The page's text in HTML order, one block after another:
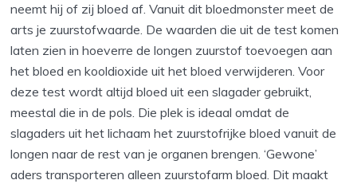
neemt hij of zij bloed af. Vanuit dit bloedmonster meet de
arts je zuurstofwaarde. De waarden die uit de test komen
laten zien in hoeverre de longen zuurstof toevoegen aan
het bloed en kooldioxide uit het bloed verwijderen. Voor
deze test wordt altijd bloed uit een slagader gebruikt,
meestal die in de pols. Die plek is ideaal omdat de
slagaders uit het lichaam het zuurstofrijke bloed vanuit de
longen naar de rest van je organen brengen. ‘Gewone’
aders transporteren alleen zuurstofarm bloed. Dit maakt